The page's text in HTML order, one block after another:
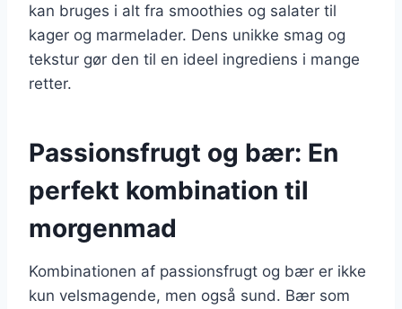
kan bruges i alt fra smoothies og salater til
kager og marmelader. Dens unikke smag og
tekstur gør den til en ideel ingrediens i mange
retter.
Passionsfrugt og bær: En
perfekt kombination til
morgenmad
Kombinationen af passionsfrugt og bær er ikke
kun velsmagende, men også sund. Bær som